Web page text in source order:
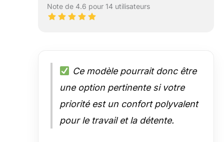
Note de 4.6 pour 14 utilisateurs
Ce modèle pourrait donc être
une option pertinente si votre
priorité est un confort polyvalent
pour le travail et la détente.